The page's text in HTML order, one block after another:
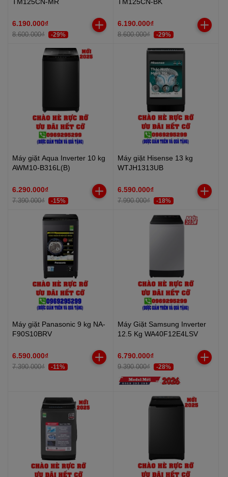
6.190.000₫
8.600.000₫ -29%
6.190.000₫
8.600.000₫ -29%
Máy giặt Aqua Inverter 10 kg
AWM10-B316L(B)
6.290.000₫
7.390.000₫ -15%
Máy giặt Hisense 13 kg
WTJH1313UB
6.590.000₫
7.990.000₫ -18%
Máy giặt Panasonic 9 kg NA-
F90S10BRV
6.590.000₫
7.390.000₫ -11%
Máy Giặt Samsung Inverter
12.5 Kg WA40F12E4LSV
6.790.000₫
9.390.000₫ -28%